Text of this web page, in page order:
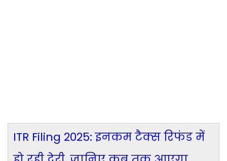
ITR Filing 2025: इनकम टैक्स रिफंड में